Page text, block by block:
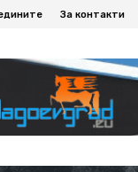
За контакти